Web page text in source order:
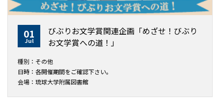
01
Jul
びぶりお文学賞関連企画「めざせ！びぶり
お文学賞への道！」
種別：その他
日時：各開催期間をご確認下さい。
会場：琉球大学附属図書館